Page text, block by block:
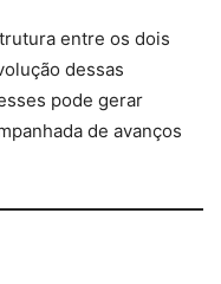
entre os dois
dessas
pode gerar
de avanços